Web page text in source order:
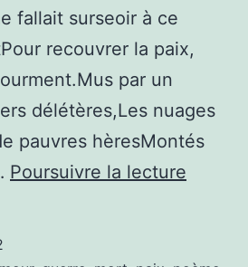
fallait surseoir à ce
recouvrer la paix,
par un
délétères,Les nuages
pauvres hèresMontés
Poursuivre la lecture